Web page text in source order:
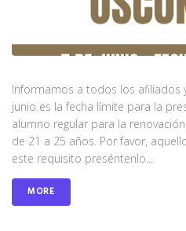
Informamos a todos los afiliados
junio es la fecha límite para la
alumno regular para la
de 21 a 25 años. Por favor,
este requisito preséntenlo...
MORE